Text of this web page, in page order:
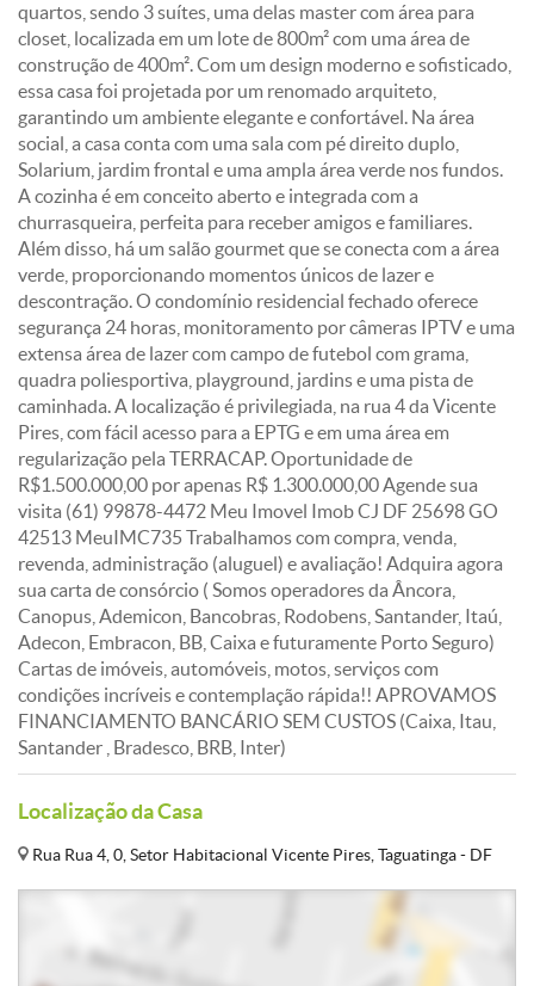
quartos, sendo 3 suítes, uma delas master com área para
closet, localizada em um lote de 800m² com uma área de
construção de 400m². Com um design moderno e sofisticado,
essa casa foi projetada por um renomado arquiteto,
garantindo um ambiente elegante e confortável. Na área
social, a casa conta com uma sala com pé direito duplo,
Solarium, jardim frontal e uma ampla área verde nos fundos.
A cozinha é em conceito aberto e integrada com a
churrasqueira, perfeita para receber amigos e familiares.
Além disso, há um salão gourmet que se conecta com a área
verde, proporcionando momentos únicos de lazer e
descontração. O condomínio residencial fechado oferece
segurança 24 horas, monitoramento por câmeras IPTV e uma
extensa área de lazer com campo de futebol com grama,
quadra poliesportiva, playground, jardins e uma pista de
caminhada. A localização é privilegiada, na rua 4 da Vicente
Pires, com fácil acesso para a EPTG e em uma área em
regularização pela TERRACAP. Oportunidade de
R$1.500.000,00 por apenas R$ 1.300.000,00 Agende sua
visita (61) 99878-4472 Meu Imovel Imob CJ DF 25698 GO
42513 MeuIMC735 Trabalhamos com compra, venda,
revenda, administração (aluguel) e avaliação! Adquira agora
sua carta de consórcio ( Somos operadores da Âncora,
Canopus, Ademicon, Bancobras, Rodobens, Santander, Itaú,
Adecon, Embracon, BB, Caixa e futuramente Porto Seguro)
Cartas de imóveis, automóveis, motos, serviços com
condições incríveis e contemplação rápida!! APROVAMOS
FINANCIAMENTO BANCÁRIO SEM CUSTOS (Caixa, Itau,
Santander , Bradesco, BRB, Inter)
Localização da Casa
Rua Rua 4, 0, Setor Habitacional Vicente Pires, Taguatinga - DF